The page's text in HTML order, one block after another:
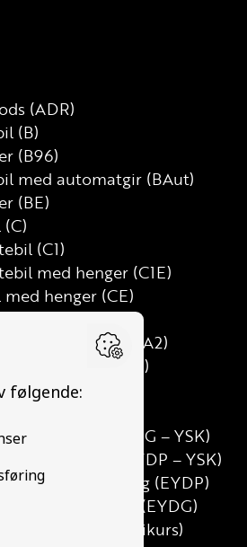
(ADR)
(B)
(B96)
med automatgir (BAut)
(BE)
(C1)
med henger (C1E)
med henger (CE)
motorsykkel (A2)
med henger (D1E)
henger (DE)
Gods (YDG – YSK)
Person (YDP – YSK)
etterutdanning (EYDP)
etterutdanning (EYDG)
teorikurs (Teorikurs)